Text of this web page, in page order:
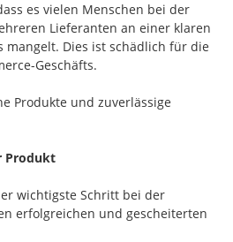
es vielen Menschen bei der
Lieferanten an einer klaren
mangelt. Dies ist schädlich für die
Geschäfts.
Produkte und zuverlässige
Produkt
wichtigste Schritt bei der
erfolgreichen und gescheiterten